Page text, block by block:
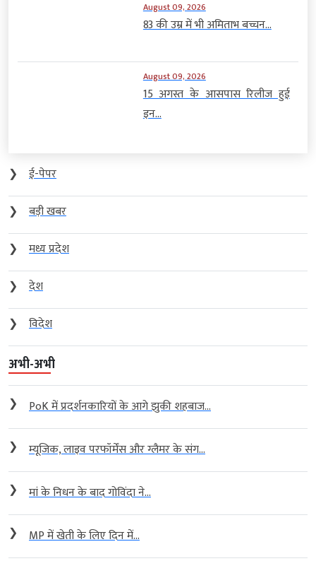
August 09, 2026
83 की उम्र में भी अमिताभ बच्चन...
August 09, 2026
15 अगस्त के आसपास रिलीज हुई
इन...
❯
ई-पेपर
❯
बड़ी खबर
❯
मध्य प्रदेश
❯
देश
❯
विदेश
अभी-अभी
❯ PoK में प्रदर्शनकारियों के आगे झुकी शहबाज...
❯ म्यूजिक, लाइव परफॉर्मेंस और ग्लैमर के संग...
❯ मां के निधन के बाद गोविंदा ने...
❯ MP में खेती के लिए दिन में...